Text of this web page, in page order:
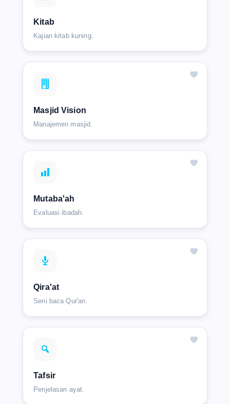
Kitab
Kajian kitab kuning.
Masjid Vision
Manajemen masjid.
Mutaba'ah
Evaluasi ibadah.
Qira'at
Seni baca Qur'an.
Tafsir
Penjelasan ayat.